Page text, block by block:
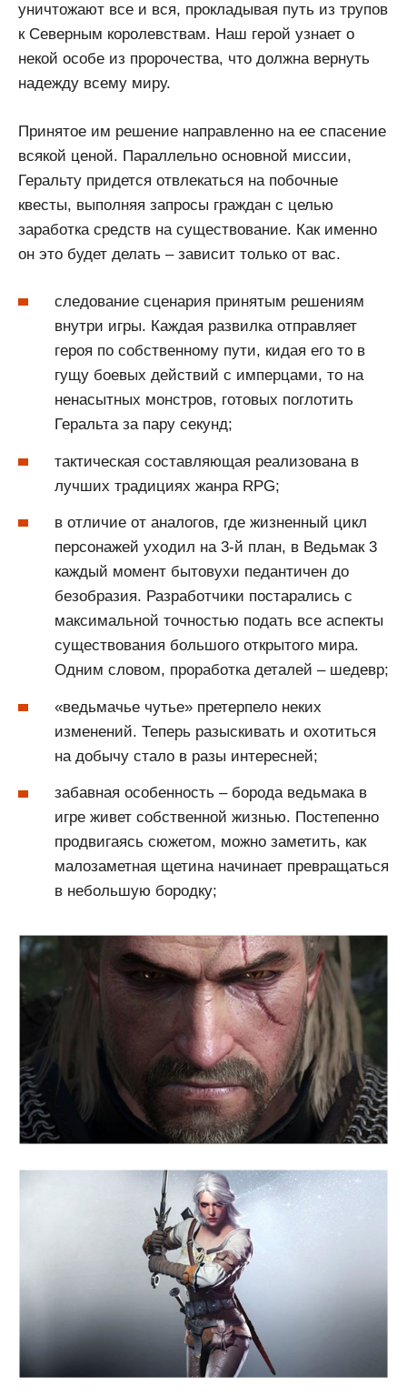
уничтожают все и вся, прокладывая путь из трупов
к Северным королевствам. Наш герой узнает о
некой особе из пророчества, что должна вернуть
надежду всему миру.
Принятое им решение направленно на ее спасение
всякой ценой. Параллельно основной миссии,
Геральту придется отвлекаться на побочные
квесты, выполняя запросы граждан с целью
заработка средств на существование. Как именно
он это будет делать – зависит только от вас.
следование сценария принятым решениям
внутри игры. Каждая развилка отправляет
героя по собственному пути, кидая его то в
гущу боевых действий с имперцами, то на
ненасытных монстров, готовых поглотить
Геральта за пару секунд;
тактическая составляющая реализована в
лучших традициях жанра RPG;
в отличие от аналогов, где жизненный цикл
персонажей уходил на 3-й план, в Ведьмак 3
каждый момент бытовухи педантичен до
безобразия. Разработчики постарались с
максимальной точностью подать все аспекты
существования большого открытого мира.
Одним словом, проработка деталей – шедевр;
«ведьмачье чутье» претерпело неких
изменений. Теперь разыскивать и охотиться
на добычу стало в разы интересней;
забавная особенность – борода ведьмака в
игре живет собственной жизнью. Постепенно
продвигаясь сюжетом, можно заметить, как
малозаметная щетина начинает превращаться
в небольшую бородку;